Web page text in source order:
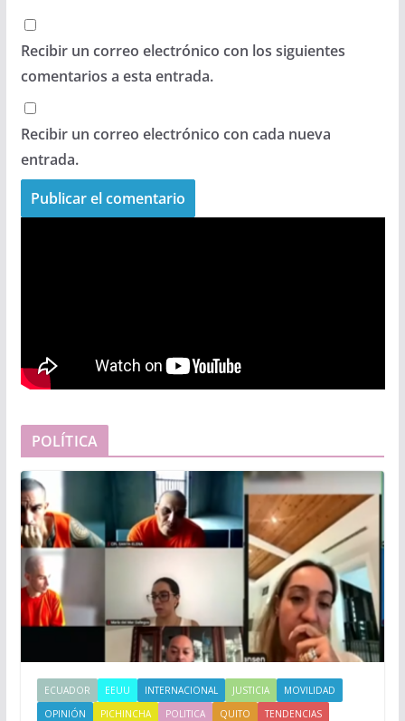
Recibir un correo electrónico con los siguientes
comentarios a esta entrada.
Recibir un correo electrónico con cada nueva
entrada.
POLÍTICA
ECUADOR EEUU INTERNACIONAL JUSTICIA
MOVILIDAD
OPINIÓN
PICHINCHA POLITICA QUITO TENDENCIAS